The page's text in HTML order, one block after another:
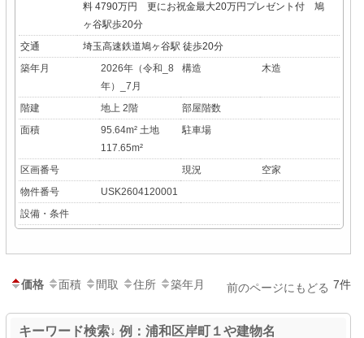
料 4790万円 更にお祝金最大20万円プレゼント付 鳩
ヶ谷駅歩20分
交通
埼玉高速鉄道鳩ヶ谷駅 徒歩20分
築年月
2026年（令和_8
年）_7月
構造 木造
階建 地上 2階
部屋階数
面積
95.64m² 土地
117.65m²
駐車場
区画番号 現況
空家
物件番号
USK2604120001
設備・条件
価格 面積 間取 住所 築年月 7件
前のページにもどる
キーワード検索↓ 例：浦和区岸町１や建物名